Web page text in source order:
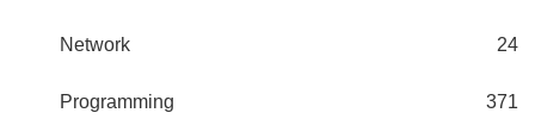
Network 24
Programming 371